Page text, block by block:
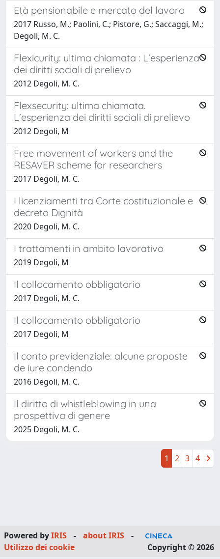
Età pensionabile e mercato del lavoro
2017 Russo, M.; Paolini, C.; Pistore, G.; Saccaggi, M.;
Degoli, M. C.
Flexicurity: ultima chiamata : L'esperienza
dei diritti sociali di prelievo
2012 Degoli, M. C.
Flexsecurity: ultima chiamata.
L'esperienza dei diritti sociali di prelievo
2012 Degoli, M
Free movement of workers and the
RESAVER scheme for researchers
2017 Degoli, M. C.
I licenziamenti tra Corte costituzionale e
decreto Dignità
2020 Degoli, M. C.
I trattamenti in ambito lavorativo
2019 Degoli, M
Il collocamento obbligatorio
2017 Degoli, M. C.
Il collocamento obbligatorio
2017 Degoli, M
Il conto previdenziale: alcune proposte
de iure condendo
2016 Degoli, M. C.
Il diritto di whistleblowing in una
prospettiva di genere
2025 Degoli, M. C.
1 2 3 4
Powered byIRIS - about IRIS
-
Utilizzo dei cookie
Copyright © 2026